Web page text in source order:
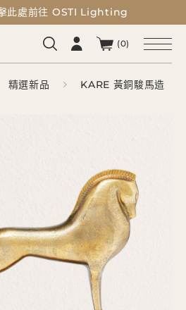
此處前往 OSTI Lighting
此處前往 OSTI Lighting
(0)
精選新品
KARE 黃銅駿馬造